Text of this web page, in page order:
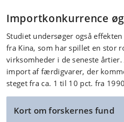
Importkonkurrence
Studiet undersøger også
fra Kina, som har spillet en stor
virksomheder i de seneste
import af færdigvarer, der
steget fra ca. 1 til 10 pct. fra
Kort om forskernes fund